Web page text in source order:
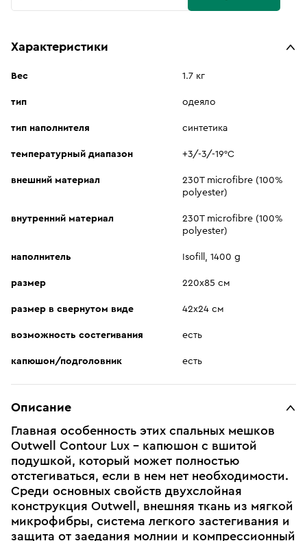
Характеристики
Вес 1.7 кг
тип одеяло
тип наполнителя синтетика
температурный диапазон +3/-3/-19°C
внешний материал
230T microfibre (100%
polyester)
внутренний материал
230T microfibre (100%
polyester)
наполнитель Isofill, 1400 g
размер 220х85 см
размер в свернутом виде 42х24 см
возможность состегивания есть
капюшон/подголовник есть
Описание
Главная особенность этих спальных мешков
Outwell Contour Lux – капюшон с вшитой
подушкой, который может полностью
отстегиваться, если в нем нет необходимости.
Среди основных свойств двухслойная
конструкция Outwell, внешняя ткань из мягкой
микрофибры, система легкого застегивания и
защита от заедания молнии и компрессионный